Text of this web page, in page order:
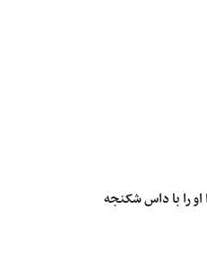
را با داس شکنجه